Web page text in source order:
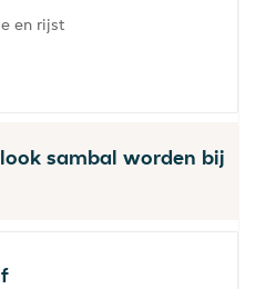
en rijst
sambal worden bij